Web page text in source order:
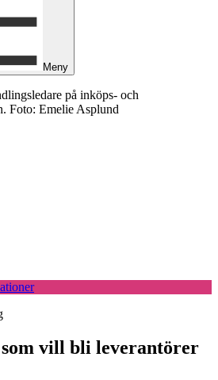
Meny
på inköps- och
Foto: Emelie Asplund
vill bli leverantörer